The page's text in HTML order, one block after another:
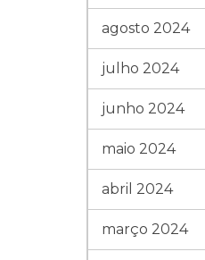
agosto 2024
julho 2024
junho 2024
maio 2024
abril 2024
março 2024